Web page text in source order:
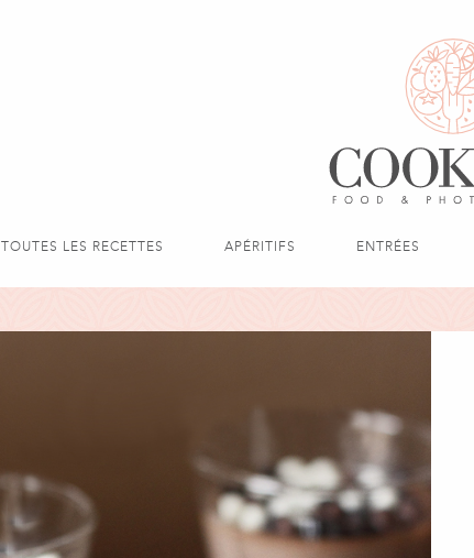
TOUTES LES RECETTES APÉRITIFS ENTRÉES